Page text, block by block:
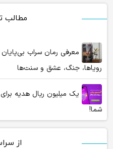
مطالب
معرفی رمان سراب بی‌پایان
رویاها، جنگ، عشق و سنت‌ها
یک میلیون ریال هدیه
شما!
از